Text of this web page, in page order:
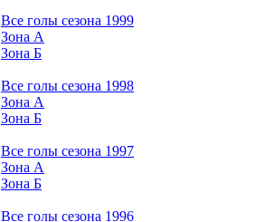
Все голы сезона 1999
Зона А
Зона Б
Все голы сезона 1998
Зона А
Зона Б
Все голы сезона 1997
Зона А
Зона Б
Все голы сезона 1996